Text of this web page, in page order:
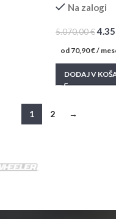
Na zalogi
5.070,00€
od 70,90€/
DODAJ V
1 2 →